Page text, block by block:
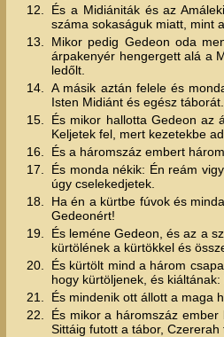
12.
És a Midiániták és az
száma sokaságuk miatt, mint
13.
Mikor pedig Gedeon oda
árpakenyér hengergett alá a
ledőlt.
14.
A másik aztán felele és
Isten Midiánt és egész táborát.
15.
És mikor hallotta Gedeon az
Keljetek fel, mert kezetekbe
16.
És a háromszáz embert
17.
És monda nékik: Én reám
úgy cselekedjetek.
18.
Ha én a kürtbe fúvok és
Gedeonért!
19.
És leméne Gedeon, és az a
kürtölének a kürtökkel és
20.
És kürtölt mind a három
hogy kürtöljenek, és
21.
És mindenik ott állott a maga
22.
És mikor a háromszáz
Sittáig futott a tábor,